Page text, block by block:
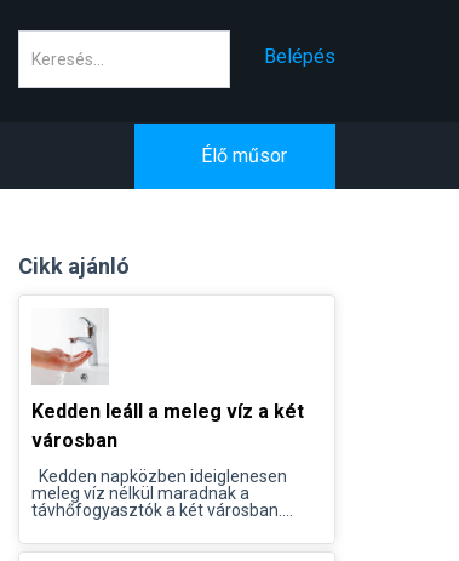
Belépés
Élő műsor
Cikk ajánló
Kedden leáll a meleg víz a két
városban
Kedden napközben ideiglenesen
meleg víz nélkül maradnak a
távhőfogyasztók a két városban....